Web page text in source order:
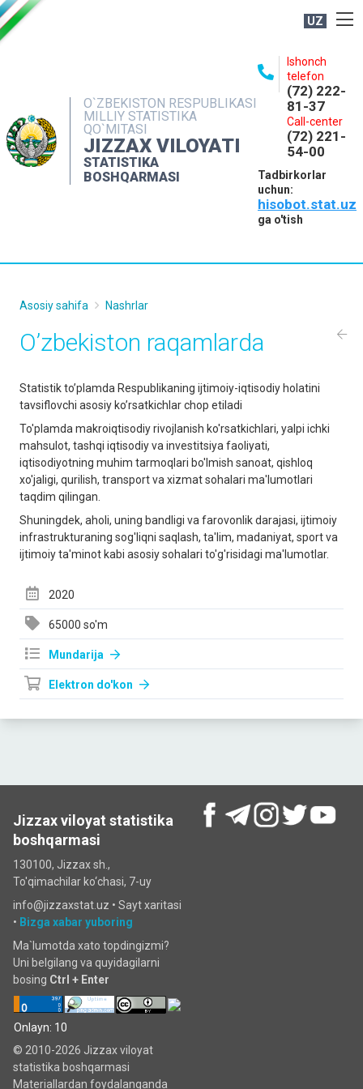
UZ
O`ZBEKISTON RESPUBLIKASI
MILLIY STATISTIKA
QO`MITASI
JIZZAX VILOYATI
STATISTIKA
BOSHQARMASI
Ishonch
telefon
(72) 222-
81-37
Call-center
(72) 221-
54-00
Tadbirkorlar
uchun:
hisobot.stat.uz
ga o'tish
NASHRLAR
INTERAKTIV XIZMATLAR
MATBUOT XIZMATI
Asosiy sahifa Nashrlar
O’zbekiston raqamlarda
Statistik to’plamda Respublikaning ijtimoiy-iqtisodiy holatini
tavsiflovchi asosiy ko’rsatkichlar chop etiladi
To'plamda makroiqtisodiy rivojlanish ko'rsatkichlari, yalpi ichki
mahsulot, tashqi iqtisodiy va investitsiya faoliyati,
iqtisodiyotning muhim tarmoqlari bo'lmish sanoat, qishloq
xo'jaligi, qurilish, transport va xizmat sohalari ma'lumotlari
taqdim qilingan.
Shuningdek, aholi, uning bandligi va farovonlik darajasi, ijtimoiy
infrastrukturaning sog'liqni saqlash, ta'lim, madaniyat, sport va
ijtimoiy ta'minot kabi asosiy sohalari to'g'risidagi ma'lumotlar.
2020
65000 so'm
Mundarija
Elektron do'kon
Jizzax viloyat statistika
boshqarmasi
130100, Jizzax sh.,
To'qimachilar ko‘chаsi, 7-uy
info@jizzaxstat.uz • Sayt xaritasi
• Bizga xabar yuboring
Ma`lumotda xato topdingizmi?
Uni belgilang va quyidagilarni
bosing Ctrl + Enter
Onlayn: 10
© 2010-2026 Jizzax viloyat
statistika boshqarmasi
Materiallardan foydalanganda